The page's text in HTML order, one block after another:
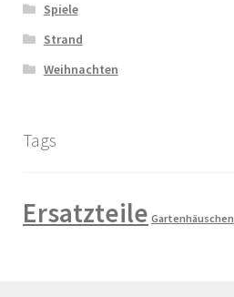
Spiele
Strand
Weihnachten
Tags
Ersatzteile Gartenhäuschen